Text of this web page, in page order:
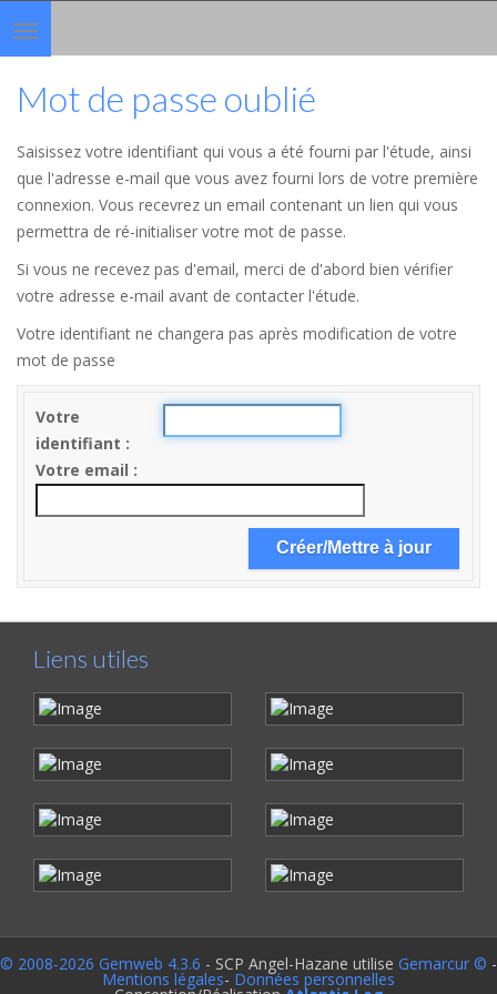
Toggle
navigation
Mot de passe oublié
Saisissez votre identifiant qui vous a été fourni par l'étude, ainsi
que l'adresse e-mail que vous avez fourni lors de votre première
connexion. Vous recevrez un email contenant un lien qui vous
permettra de ré-initialiser votre mot de passe.
Si vous ne recevez pas d'email, merci de d'abord bien vérifier
votre adresse e-mail avant de contacter l'étude.
Votre identifiant ne changera pas après modification de votre
mot de passe
Votre
identifiant
Votre email
Liens utiles
© 2008-2026 Gemweb 4.3.6 - SCP Angel-Hazane utilise Gemarcur © -
Mentions légales- Données personnelles